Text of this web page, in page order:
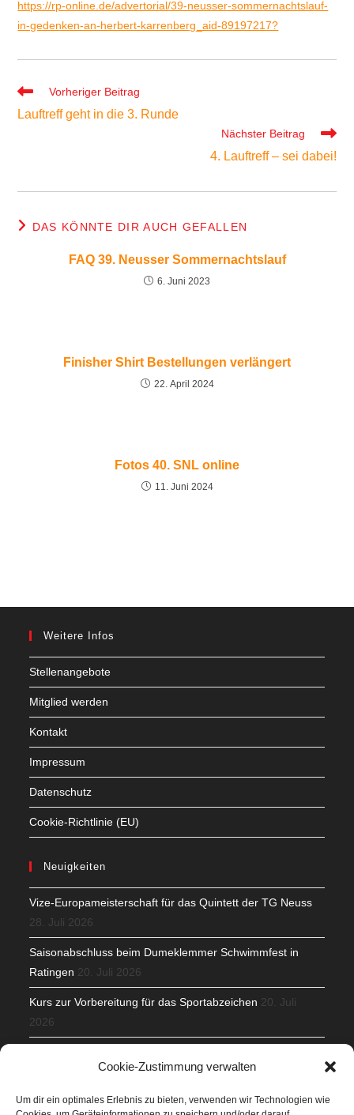
Cookie-Zustimmung verwalten
Um dir ein optimales Erlebnis zu bieten, verwenden wir Technologien wie
https://rp-online.de/advertorial/39-neusser-sommernachtslauf-
in-gedenken-an-herbert-karrenberg_aid-89197217?
Weitere
ansehen
Vorheriger Beitrag
Lauftreff geht in die 3. Runde
Nächster Beitrag
4. Lauftreff – sei dabei!
DAS KÖNNTE DIR AUCH GEFALLEN
FAQ 39. Neusser Sommernachtslauf
6. Juni 2023
Finisher Shirt Bestellungen verlängert
22. April 2024
Fotos 40. SNL online
11. Juni 2024
Weitere Infos
Stellenangebote
Mitglied werden
Kontakt
Impressum
Datenschutz
Cookie-Richtlinie (EU)
Neuigkeiten
Vize-Europameisterschaft für das Quintett der TG Neuss
28. Juli 2026
Saisonabschluss beim Dumeklemmer Schwimmfest in
Ratingen 20. Juli 2026
Kurs zur Vorbereitung für das Sportabzeichen 20. Juli
2026